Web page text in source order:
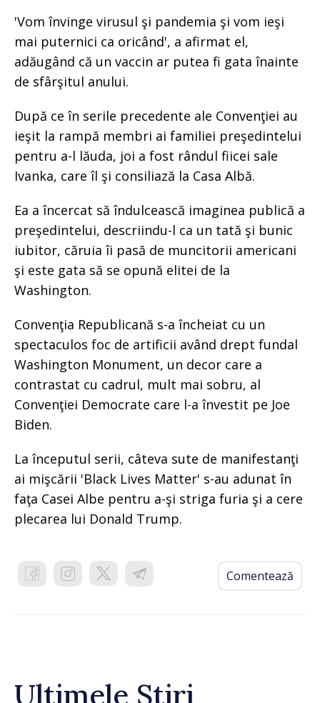
'Vom învinge virusul şi pandemia şi vom ieşi
mai puternici ca oricând', a afirmat el,
adăugând că un vaccin ar putea fi gata înainte
de sfârşitul anului.
După ce în serile precedente ale Convenţiei au
ieşit la rampă membri ai familiei preşedintelui
pentru a-l lăuda, joi a fost rândul fiicei sale
Ivanka, care îl şi consiliază la Casa Albă.
Ea a încercat să îndulcească imaginea publică a
preşedintelui, descriindu-l ca un tată şi bunic
iubitor, căruia îi pasă de muncitorii americani
şi este gata să se opună elitei de la
Washington.
Convenţia Republicană s-a încheiat cu un
spectaculos foc de artificii având drept fundal
Washington Monument, un decor care a
contrastat cu cadrul, mult mai sobru, al
Convenţiei Democrate care l-a învestit pe Joe
Biden.
La începutul serii, câteva sute de manifestanţi
ai mişcării 'Black Lives Matter' s-au adunat în
faţa Casei Albe pentru a-şi striga furia şi a cere
plecarea lui Donald Trump.
Comentează
Ultimele Știri